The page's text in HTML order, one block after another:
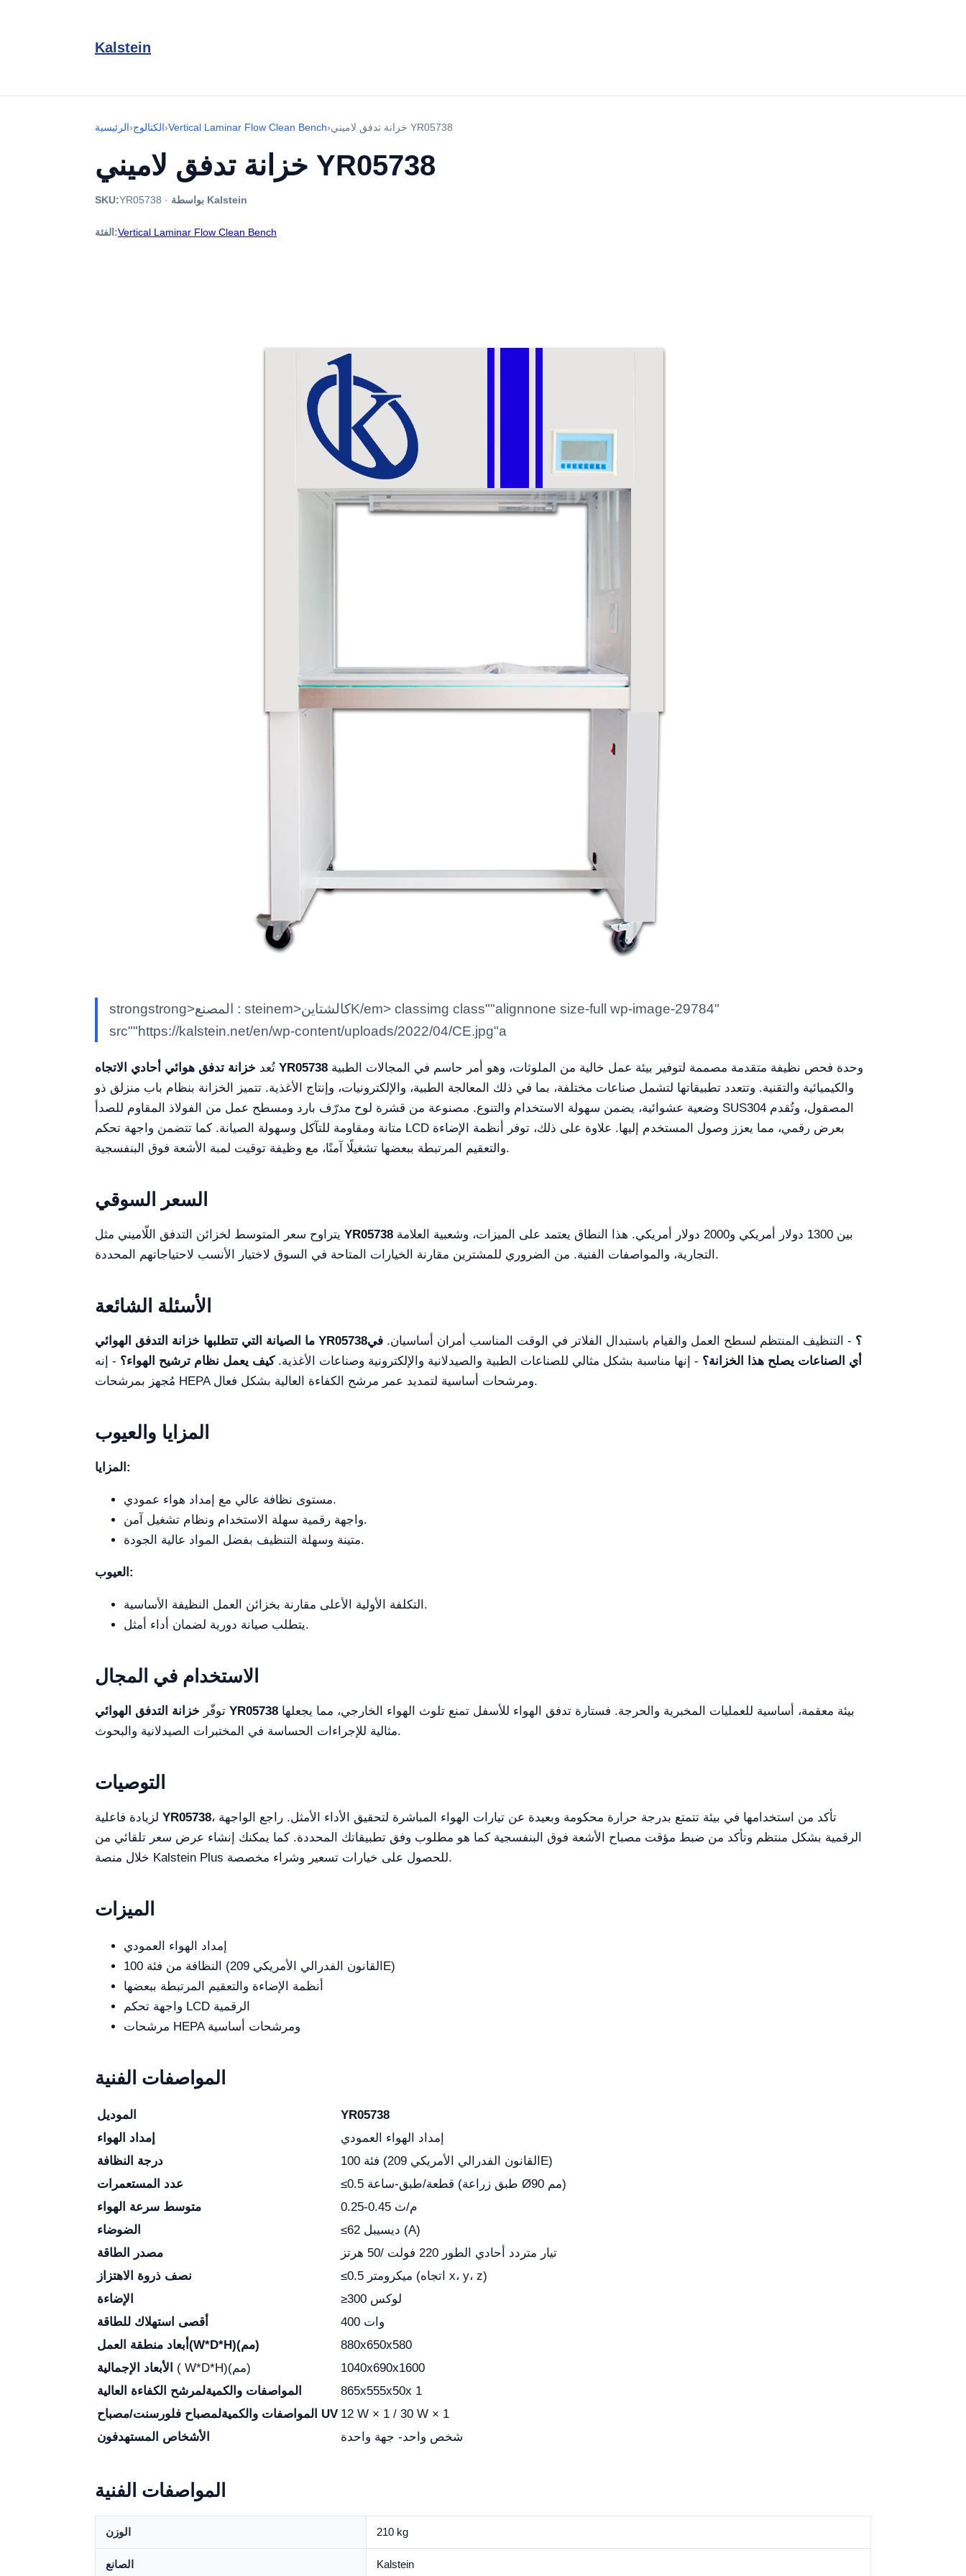
Kalstein
الرئيسية›الكتالوج›Vertical Laminar Flow Clean Bench› خزانة تدفق لاميني YR05738
خزانة تدفق لاميني YR05738
SKU:YR05738 · بواسطة Kalstein
الفئة:Vertical Laminar Flow Clean Bench
strongstrong>المصنع : steinem>كالشتاينK/em> classimg class""alignnone size-full wp-image-29784"
src""https://kalstein.net/en/wp-content/uploads/2022/04/CE.jpg"a
تُعد خزانة تدفق هوائي أحادي الاتجاه YR05738
والكيميائية والتقنية. وتتعدد تطبيقاتها لتشمل صناعات مختلفة، بما في ذلك المعالجة الطبية، والإلكترونيات، وإنتاج الأغذية. تتميز الخزانة بنظام باب منزلق ذو
وضعية عشوائية، يضمن سهولة الاستخدام والتنوع. مصنوعة من قشرة لوح مدرّف بارد ومسطح عمل من الفولاذ المقاوم للصدأ SUS304 المصقول، وتُقدم
متانة ومقاومة للتآكل وسهولة الصيانة. كما تتضمن واجهة تحكم LCD بعرض رقمي، مما يعزز وصول المستخدم إليها. علاوة على ذلك، توفر أنظمة الإضاءة
والتعقيم المرتبطة ببعضها تشغيلًا آمنًا، مع وظيفة توقيت لمبة الأشعة فوق البنفسجية.
السعر السوقي
YR05738
التجارية، والمواصفات الفنية. من الضروري للمشترين مقارنة الخيارات المتاحة في السوق لاختيار الأنسب لاحتياجاتهم المحددة.
الأسئلة الشائعة
ما الصيانة التي تتطلبها خزانة التدفق الهوائي YR05738؟ - التنظيف المنتظم لسطح العمل والقيام باستبدال الفلاتر في الوقت المناسب أمران أساسيان. في
أي الصناعات يصلح هذا الخزانة؟ - إنها مناسبة بشكل مثالي للصناعات الطبية والصيدلانية والإلكترونية وصناعات الأغذية.كيف يعمل نظام ترشيح الهواء؟ - إنه
مُجهز بمرشحات HEPA ومرشحات أساسية لتمديد عمر مرشح الكفاءة العالية بشكل فعال.
المزايا والعيوب
المزايا:
مستوى نظافة عالي مع إمداد هواء عمودي.
واجهة رقمية سهلة الاستخدام ونظام تشغيل آمن.
متينة وسهلة التنظيف بفضل المواد عالية الجودة.
العيوب:
التكلفة الأولية الأعلى مقارنة بخزائن العمل النظيفة الأساسية.
يتطلب صيانة دورية لضمان أداء أمثل.
الاستخدام في المجال
توفّر خزانة التدفق الهوائي YR05738
مثالية للإجراءات الحساسة في المختبرات الصيدلانية والبحوث.
التوصيات
YR05738، تأكد من استخدامها في بيئة تتمتع بدرجة حرارة محكومة وبعيدة عن تيارات الهواء المباشرة لتحقيق الأداء الأمثل. راجع الواجهة
الرقمية بشكل منتظم وتأكد من ضبط مؤقت مصباح الأشعة فوق البنفسجية كما هو مطلوب وفق تطبيقاتك المحددة. كما يمكنك إنشاء عرض سعر تلقائي من
خلال منصة Kalstein Plus للحصول على خيارات تسعير وشراء مخصصة.
الميزات
إمداد الهواء العمودي
النظافة من فئة 100 (القانون الفدرالي الأمريكي 209E)
أنظمة الإضاءة والتعقيم المرتبطة ببعضها
واجهة تحكم LCD الرقمية
مرشحات HEPA ومرشحات أساسية
المواصفات الفنية
الموديل
YR05738
إمداد الهواء
إمداد الهواء العمودي
درجة النظافة
فئة 100 (القانون الفدرالي الأمريكي 209E)
عدد المستعمرات
≤0.5 قطعة/طبق-ساعة (طبق زراعة Ø90 مم)
متوسط سرعة الهواء
0.25-0.45 م/ث
الضوضاء
≤62 ديسيبل (A)
مصدر الطاقة
تيار متردد أحادي الطور 220 فولت /50 هرتز
نصف ذروة الاهتزاز
≤0.5 ميكرومتر (اتجاه x، y، z)
الإضاءة
≥300 لوكس
أقصى استهلاك للطاقة
400 وات
أبعاد منطقة العمل
(W*D*H)(مم)
880x650x580
الأبعاد الإجمالية
( W*D*H)(مم)
1040x690x1600
المواصفات والكميةلمرشح الكفاءة العالية
865x555x50x 1
المواصفات والكمية لمصباح فلورسنت/مصباح UV 12 W × 1 / 30 W × 1
الأشخاص المستهدفون
شخص واحد- جهة واحدة
المواصفات الفنية
الوزن 210 kg
الصانع Kalstein